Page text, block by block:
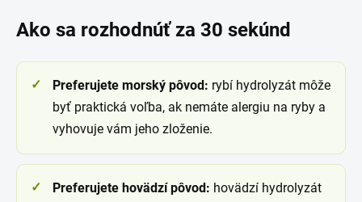
Ako sa rozhodnúť za 30 sekúnd
Preferujete morský pôvod: rybí hydrolyzát môže
byť praktická voľba, ak nemáte alergiu na ryby a
vyhovuje vám jeho zloženie.
Preferujete hovädzí pôvod: hovädzí hydrolyzát